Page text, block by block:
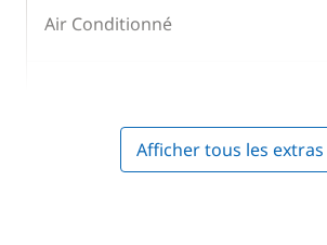
Air Conditionné
Forfait Nettoyage Retour
Afficher tous les extras